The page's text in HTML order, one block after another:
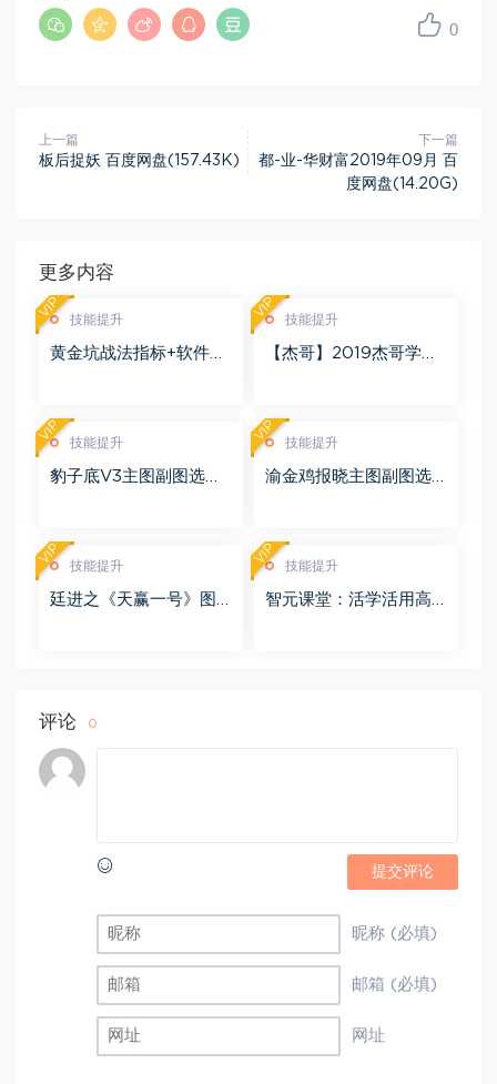
0
上一篇
板后捉妖 百度网盘(157.43K)
下一篇
都-业-华财富2019年09月 百
度网盘(14.20G)
更多内容
技能提升
黄金坑战法指标+软件
VIP 技能提升
【杰哥】2019杰哥学霸
36M)
VIP
技能提升
豹子底V3主图副图选股
VIP 技能提升
渝金鸡报晓主图副图选
VIP
技能提升
廷进之《天赢一号》图
VIP 技能提升
智元课堂：活学活用高
VIP
评论 0
提交评论
昵称 (必填)
邮箱 (必填)
网址